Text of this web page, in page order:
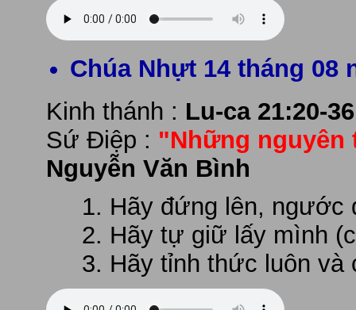
Chúa Nhựt 14 tháng 08
Kinh thánh : Lu-ca 21:20-36
Sứ Điệp : "Những nguyên
Nguyễn Văn Bình
Hãy đứng lên, ngước
Hãy tự giữ lấy mình
Hãy tỉnh thức luôn và